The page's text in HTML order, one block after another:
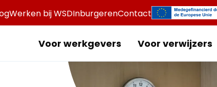
Werken bij WSDInburgerenContact
Voor werkgevers Voor verwijzers